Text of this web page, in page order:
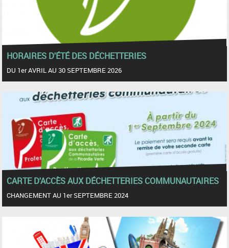
HORAIRES D'ÉTÉ DES DÉCHETTERIES
DU 1er AVRIL AU 30 SEPTEMBRE 2026
CARTE D'ACCÈS AUX DÉCHETTERIES COMMUNAUTAIRES
CHANGEMENT AU 1er SEPTEMBRE 2024